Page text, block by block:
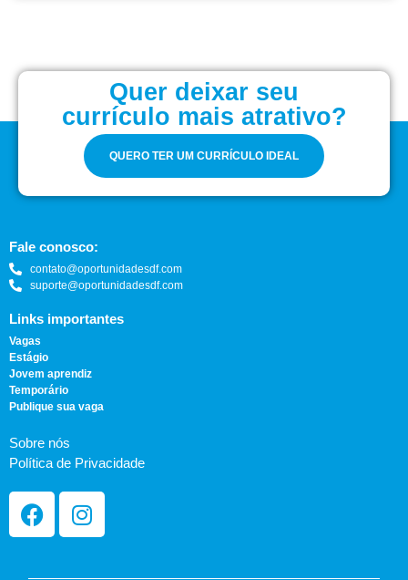
Quer deixar seu
currículo mais atrativo?
QUERO TER UM CURRÍCULO IDEAL
Fale conosco:
contato@oportunidadesdf.com
suporte@oportunidadesdf.com
Links importantes
Vagas
Estágio
Jovem aprendiz
Temporário
Publique sua vaga
Sobre nós
Política de Privacidade